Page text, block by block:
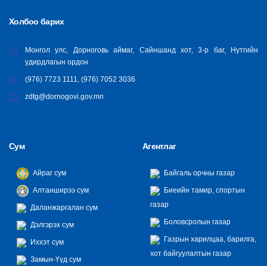
Холбоо барих
Монгол улс, Дорноговь аймаг, Сайншанд хот, 3-р баг, Нутгийн
удирдлагын ордон
(976) 7723 1111, (976) 7052 3036
zdtg@dornogovi.gov.mn
Сум
Айраг сум
Алтанширээ сум
Даланжаргалан сум
Дэлгэрэх сум
Иххэт сум
Замын-Үүд сум
Агентлаг
Байгаль орчны газар
Биеийн тамир, спортын
газар
Боловсролын газар
Газрын харилцаа, барилга,
хот байгуулалтын газар